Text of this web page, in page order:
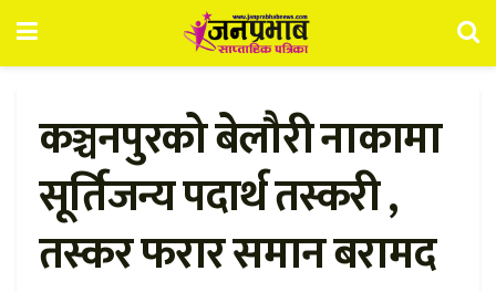
कञ्चनपुरको बेलौरी नाकामा
सूर्तिजन्य पदार्थ तस्करी ,
तस्कर फरार समान बरामद